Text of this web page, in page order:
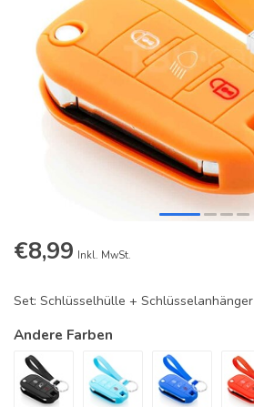
€8,99 Inkl. MwSt.
Set: Schlüsselhülle + Schlüsselanhänger
Andere Farben